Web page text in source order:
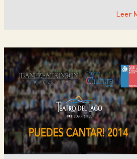
Leer